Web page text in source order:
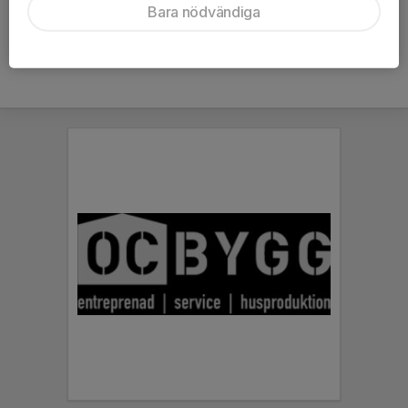
Under hösten visat vägen med många avgörande mål
Bara nödvändiga